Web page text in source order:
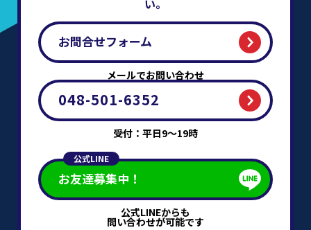
い。
お問合せフォーム
メールでお問い合わせ
048-501-6352
受付：平日9～19時
公式LINE
お友達募集中！
公式LINEからも
問い合わせが可能です